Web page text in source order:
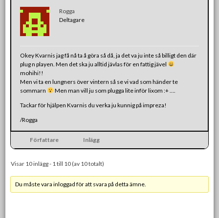
Rogga
Deltagare
Okey Kvarnis jag få nå ta å göra så då, ja det va ju inte så billigt den där
plug n playen. Men det ska ju alltid jävlas för en fattig jävel
mohihi!!
Men vi ta en lungners över vintern så se vi vad som händer te
sommarn
Men man vill ju som plugga lite inför lixom :+ ….
Tackar för hjälpen Kvarnis du verka ju kunnig på impreza!
/Rogga
Författare Inlägg
Visar 10 inlägg - 1 till 10 (av 10 totalt)
Du måste vara inloggad för att svara på detta ämne.